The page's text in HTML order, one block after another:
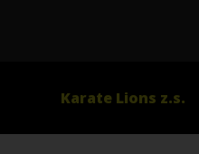
Karate Lions z.s.